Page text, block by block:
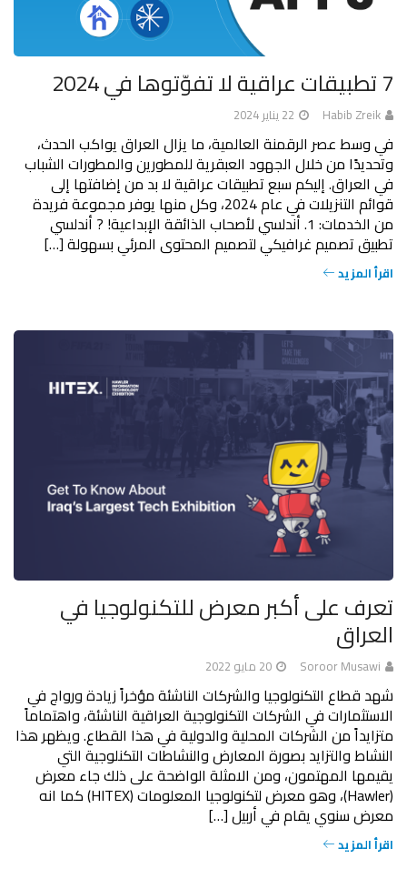
7 تطبيقات عراقية لا تفوّتوها في 2024
Habib Zreik 22 يناير 2024
في وسط عصر الرقمنة العالمية، ما يزال العراق يواكب الحدث،
وتحديدًا من خلال الجهود العبقرية للمطورين والمطورات الشباب
في العراق. إليكم سبع تطبيقات عراقية لا بد من إضافتها إلى
قوائم التنزيلات في عام 2024، وكل منها يوفر مجموعة فريدة
من الخدمات: 1. أندلسي لأصحاب الذائقة الإبداعية! ? أندلسي
تطبيق تصميم غرافيكي لتصميم المحتوى المرئي بسهولة […]
اقرأ المزيد
تعرف على أكبر معرض للتكنولوجيا في
العراق
Soroor Musawi 20 مايو 2022
شهد قطاع التكنولوجيا والشركات الناشئة مؤخراً زيادة ورواج في
الاستثمارات في الشركات التكنولوجية العراقية الناشئة، واهتماماً
متزايداً من الشركات المحلية والدولية في هذا القطاع. ويظهر هذا
النشاط والتزايد بصورة المعارض والنشاطات التكنلوجية التي
يقيمها المهتمون، ومن الامثلة الواضحة على ذلك جاء معرض
(Hawler)، وهو معرض لتكنولوجيا المعلومات (HITEX) كما انه
معرض سنوي يقام في أربيل […]
اقرأ المزيد